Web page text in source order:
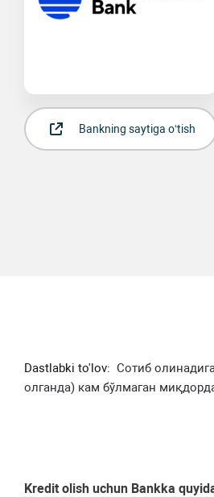
Bankning saytiga o‘tish
Dastlabki to'lov: Сотиб
олганда) кам бўлмаган
Kredit olish uchun Bankka